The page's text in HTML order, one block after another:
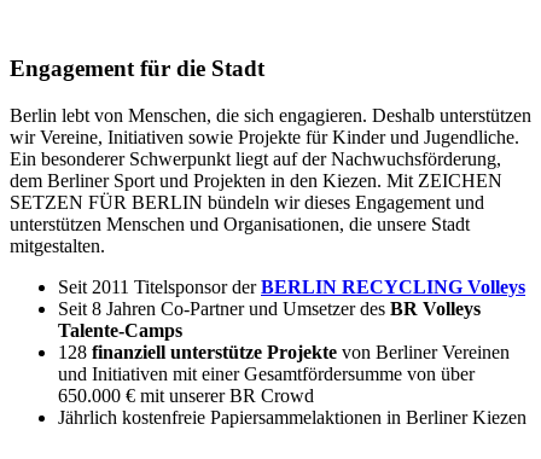
Engagement für die Stadt
Berlin lebt von Menschen, die sich engagieren. Deshalb unterstützen
wir Vereine, Initiativen sowie Projekte für Kinder und Jugendliche.
Ein besonderer Schwerpunkt liegt auf der Nachwuchsförderung,
dem Berliner Sport und Projekten in den Kiezen. Mit ZEICHEN
SETZEN FÜR BERLIN bündeln wir dieses Engagement und
unterstützen Menschen und Organisationen, die unsere Stadt
mitgestalten.
Seit 2011 Titelsponsor derBERLIN RECYCLING Volleys
Seit 8 Jahren Co-Partner und Umsetzer des BR Volleys
Talente-Camps
128 finanziell unterstütze Projekte von Berliner Vereinen
und Initiativen mit einer Gesamtfördersumme von über
650.000 € mit unserer BR Crowd
Jährlich kostenfreie Papiersammelaktionen in Berliner Kiezen